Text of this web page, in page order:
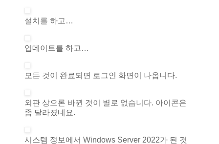
설치를 하고…
업데이트를 하고…
모든 것이 완료되면 로그인 화면이 나옵니다.
외관 상으론 바뀐 것이 별로 없습니다. 아이콘은
좀 달라졌네요.
시스템 정보에서 Windows Server 2022가 된 것